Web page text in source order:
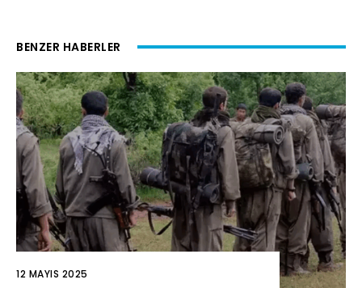
BENZER HABERLER
12 MAYIS 2025